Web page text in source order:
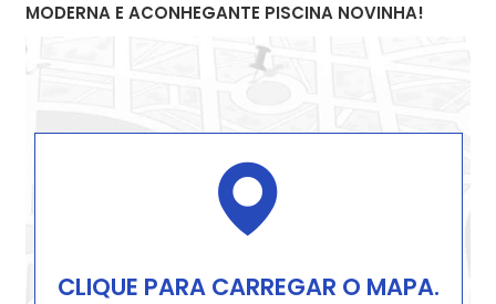
MODERNA E ACONHEGANTE PISCINA NOVINHA!
CLIQUE PARA CARREGAR O MAPA.